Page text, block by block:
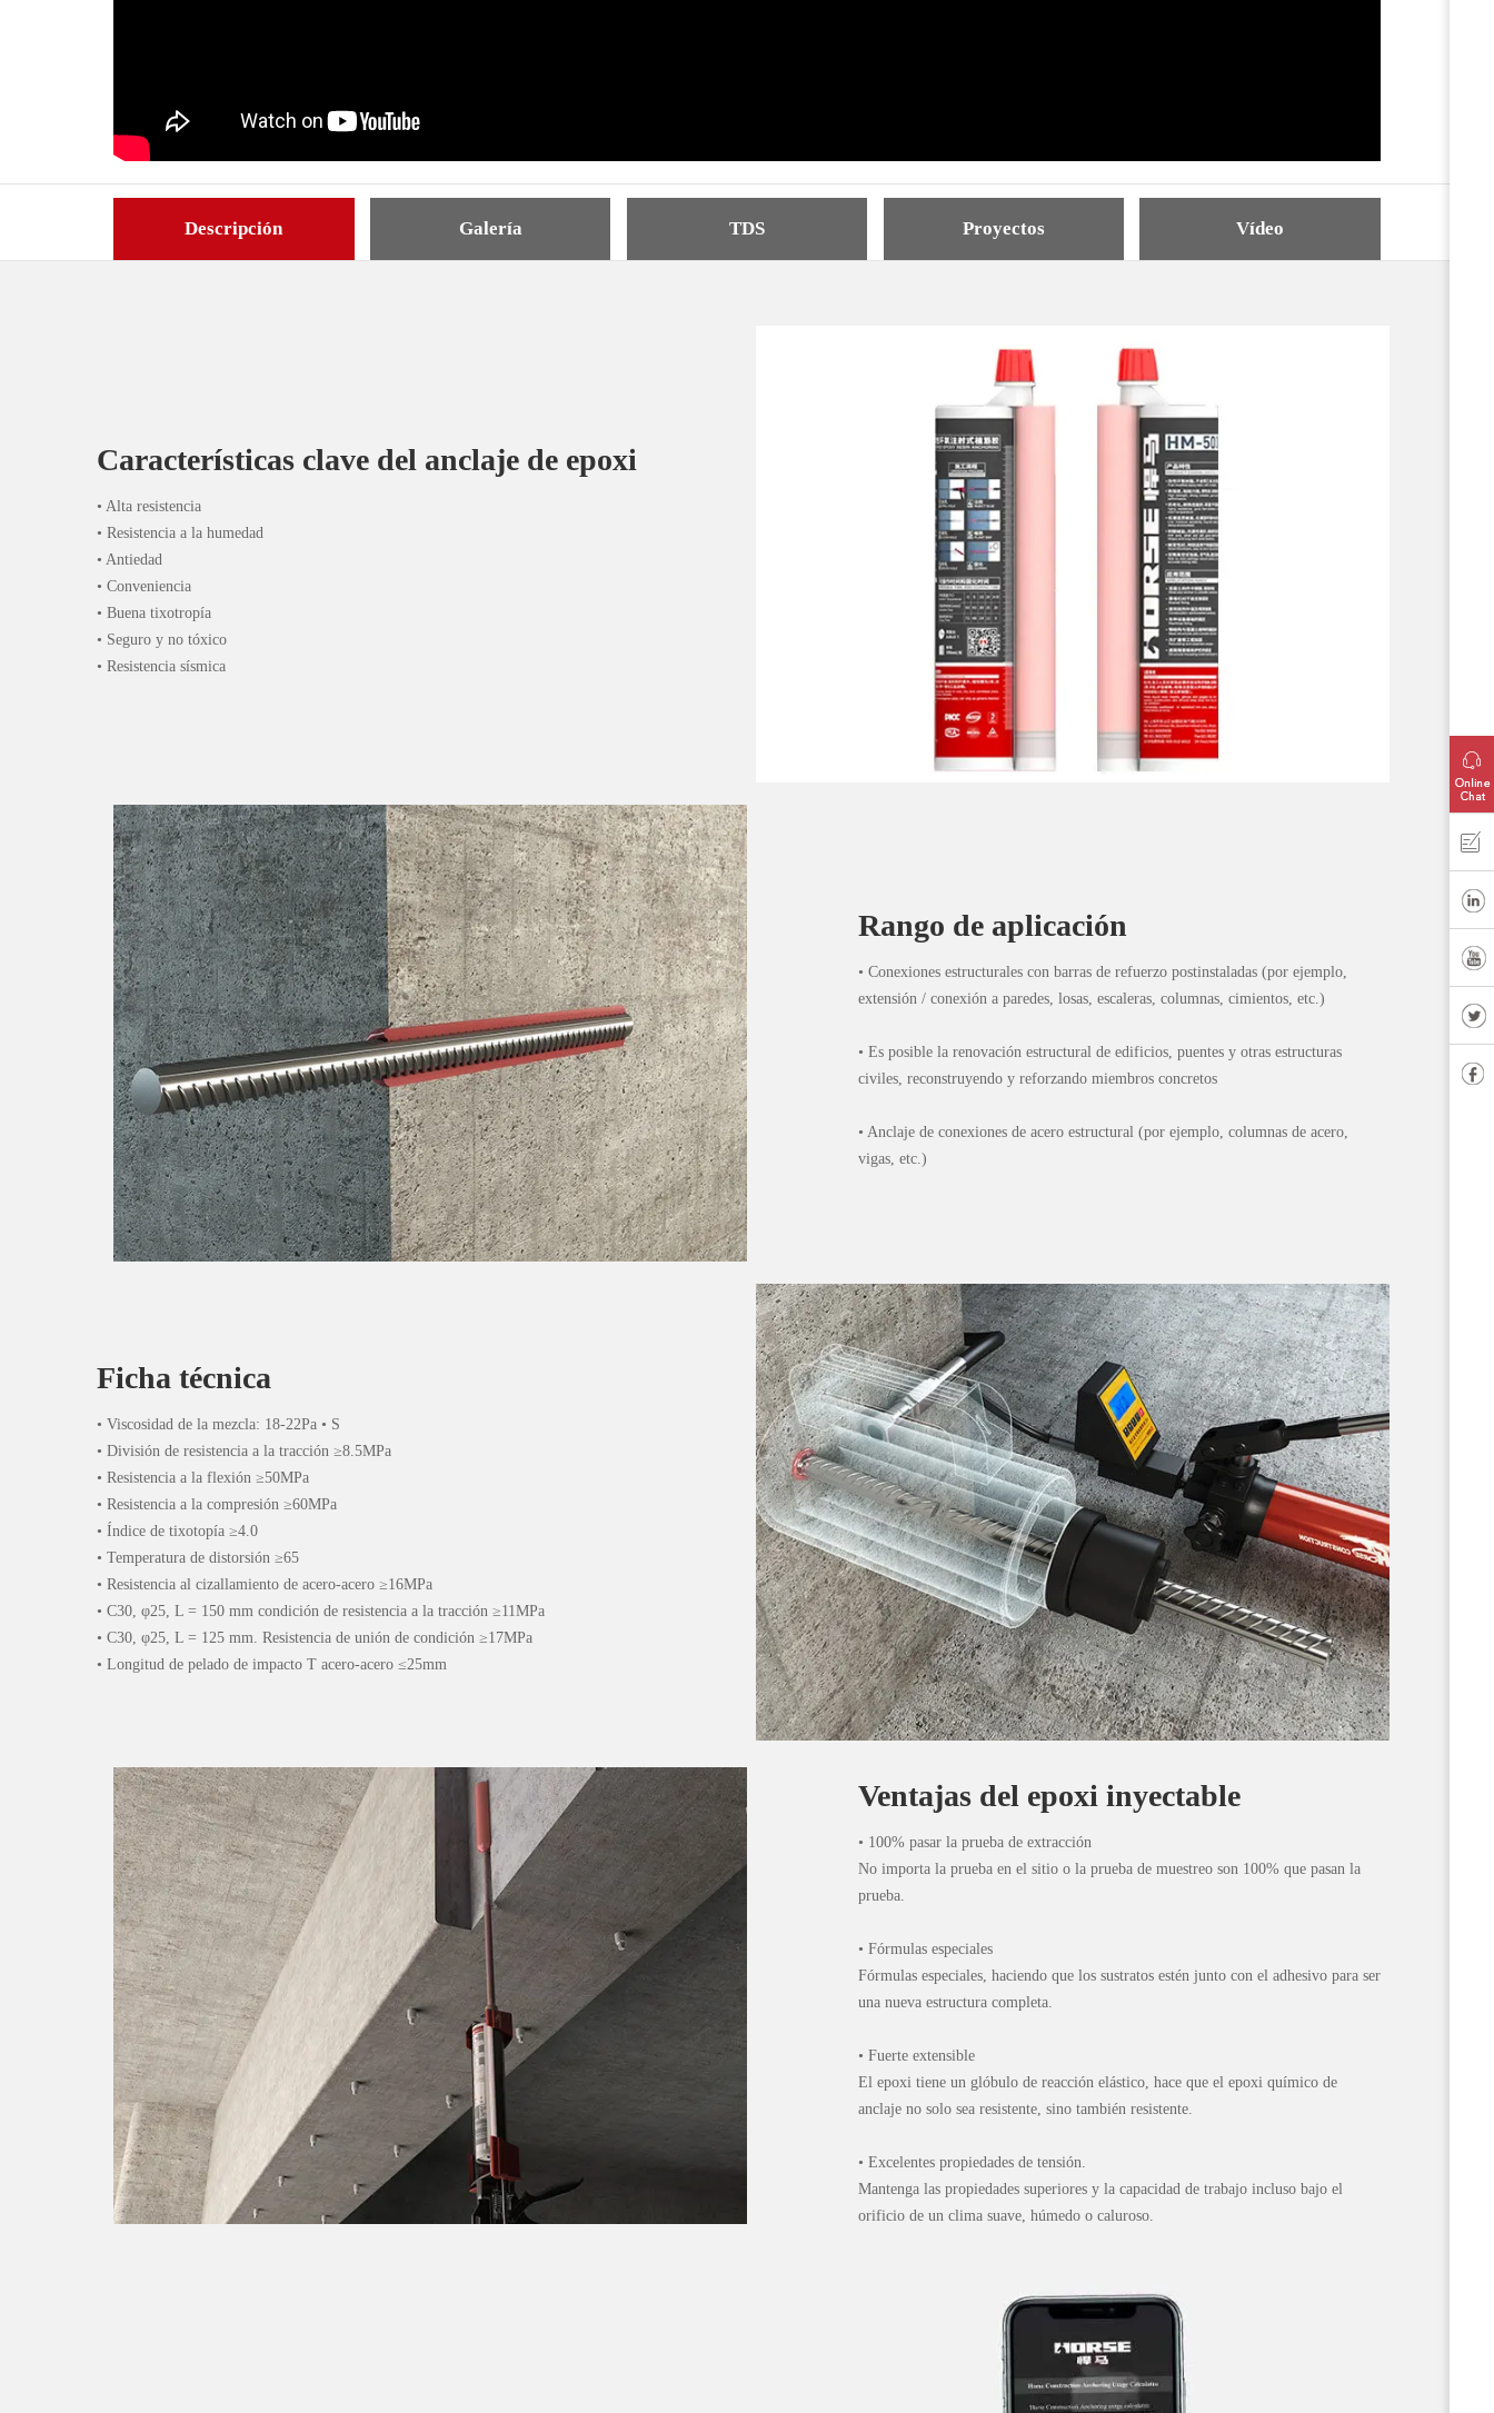
Descripción Galería TDS Proyectos Vídeo
Características clave del anclaje de epoxi
• Alta resistencia
• Resistencia a la humedad
• Antiedad
• Conveniencia
• Buena tixotropía
• Seguro y no tóxico
• Resistencia sísmica
Rango de aplicación
• Conexiones estructurales con barras de refuerzo postinstaladas (por ejemplo,
extensión / conexión a paredes, losas, escaleras, columnas, cimientos, etc.)
• Es posible la renovación estructural de edificios, puentes y otras estructuras
civiles, reconstruyendo y reforzando miembros concretos
• Anclaje de conexiones de acero estructural (por ejemplo, columnas de acero,
vigas, etc.)
Ficha técnica
• Viscosidad de la mezcla: 18-22Pa • S
• División de resistencia a la tracción ≥8.5MPa
• Resistencia a la flexión ≥50MPa
• Resistencia a la compresión ≥60MPa
• Índice de tixotopía ≥4.0
• Temperatura de distorsión ≥65
• Resistencia al cizallamiento de acero-acero ≥16MPa
• C30, φ25, L = 150 mm condición de resistencia a la tracción ≥11MPa
• C30, φ25, L = 125 mm. Resistencia de unión de condición ≥17MPa
• Longitud de pelado de impacto T acero-acero ≤25mm
Ventajas del epoxi inyectable
• 100% pasar la prueba de extracción
No importa la prueba en el sitio o la prueba de muestreo son 100% que pasan la
prueba.
• Fórmulas especiales
Fórmulas especiales, haciendo que los sustratos estén junto con el adhesivo para ser
una nueva estructura completa.
• Fuerte extensible
El epoxi tiene un glóbulo de reacción elástico, hace que el epoxi químico de
anclaje no solo sea resistente, sino también resistente.
• Excelentes propiedades de tensión.
Mantenga las propiedades superiores y la capacidad de trabajo incluso bajo el
orificio de un clima suave, húmedo o caluroso.